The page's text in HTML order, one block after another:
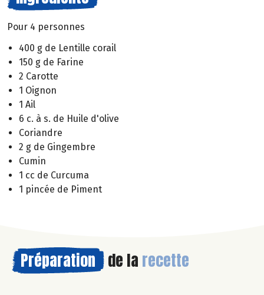
Pour 4 personnes
400 g de Lentille corail
150 g de Farine
2 Carotte
1 Oignon
1 Ail
6 c. à s. de Huile d'olive
Coriandre
2 g de Gingembre
Cumin
1 cc de Curcuma
1 pincée de Piment
Préparation de la recette